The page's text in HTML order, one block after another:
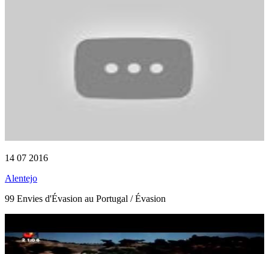
14 07 2016
Alentejo
99 Envies d'Évasion au Portugal / Évasion